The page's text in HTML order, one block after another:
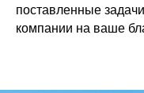
поставленные
компании на ваше